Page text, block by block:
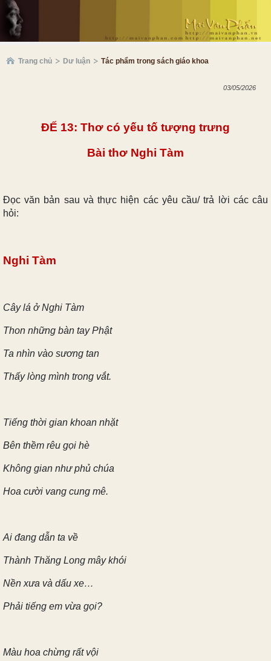
Trang chủ Dư luận Tác phẩm trong sách giáo khoa
03/05/2026
ĐẾ 13: Thơ có yếu tố tượng trưng
Bài thơ Nghi Tàm
Đọc văn bản sau và thực hiện các yêu cầu/ trả lời các câu
hỏi:
Nghi Tàm
Cây lá ở Nghi Tàm
Thon những bàn tay Phật
Ta nhìn vào sương tan
Thấy lòng mình trong vắt.
Tiếng thời gian khoan nhặt
Bên thềm rêu gọi hè
Không gian như phủ chúa
Hoa cười vang cung mê.
Ai đang dẫn ta về
Thành Thăng Long mây khói
Nền xưa và dấu xe…
Phải tiếng em vừa gọi?
Màu hoa chừng rất vội